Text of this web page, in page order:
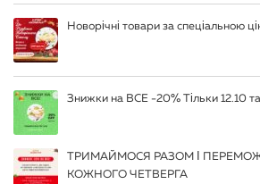
Новорічні товари за спеціальною
Знижки на ВСЕ -20% Тільки 12.10
ТРИМАЙМОСЯ РАЗОМ І
КОЖНОГО ЧЕТВЕРГА